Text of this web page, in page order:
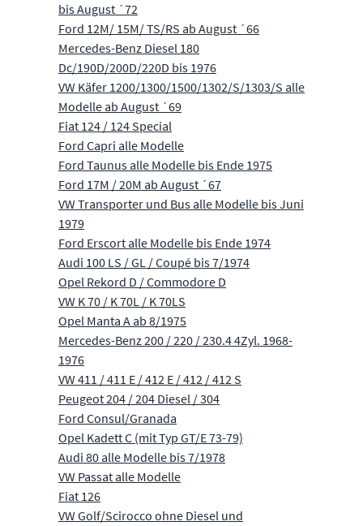
bis August ´72
Ford 12M/ 15M/ TS/RS ab August ´66
Mercedes-Benz Diesel 180
Dc/190D/200D/220D bis 1976
VW Käfer 1200/1300/1500/1302/S/1303/S alle
Modelle ab August ´69
Fiat 124 / 124 Special
Ford Capri alle Modelle
Ford Taunus alle Modelle bis Ende 1975
Ford 17M / 20M ab August ´67
VW Transporter und Bus alle Modelle bis Juni
1979
Ford Erscort alle Modelle bis Ende 1974
Audi 100 LS / GL / Coupé bis 7/1974
Opel Rekord D / Commodore D
VW K 70 / K 70L / K 70LS
Opel Manta A ab 8/1975
Mercedes-Benz 200 / 220 / 230.4 4Zyl. 1968-
1976
VW 411 / 411 E / 412 E / 412 / 412 S
Peugeot 204 / 204 Diesel / 304
Ford Consul/Granada
Opel Kadett C (mit Typ GT/E 73-79)
Audi 80 alle Modelle bis 7/1978
VW Passat alle Modelle
Fiat 126
VW Golf/Scirocco ohne Diesel und